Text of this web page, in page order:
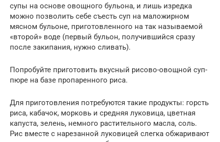
супы на основе овощного бульона, и лишь изредка
можно позволить себе съесть суп на маложирном
мясном бульоне, приготовленного на так называемой
«второй» воде (первый бульон, получившийся сразу
после закипания, нужно сливать).
Попробуйте приготовить вкусный рисово-овощной суп-
пюре на базе пропаренного риса.
Для приготовления потребуются такие продукты: горсть
риса, кабачок, морковь и средняя луковица, цветная
капуста, зелень, немного растительного масла, соль.
Рис вместе с нарезанной луковицей слегка обжаривают